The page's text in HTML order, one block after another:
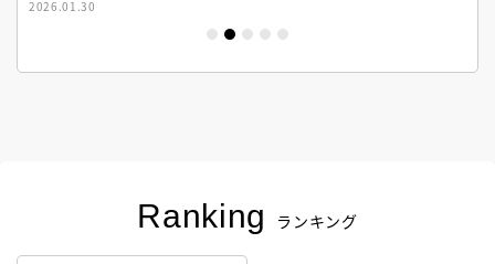
2026.01.30
Ranking ランキング